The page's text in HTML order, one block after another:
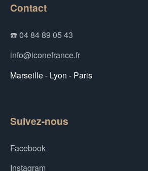
Contact
☎️ 04 84 89 05 43
info@iconefrance.fr
Marseille - Lyon - Paris
Suivez-nous
Facebook
Instagram